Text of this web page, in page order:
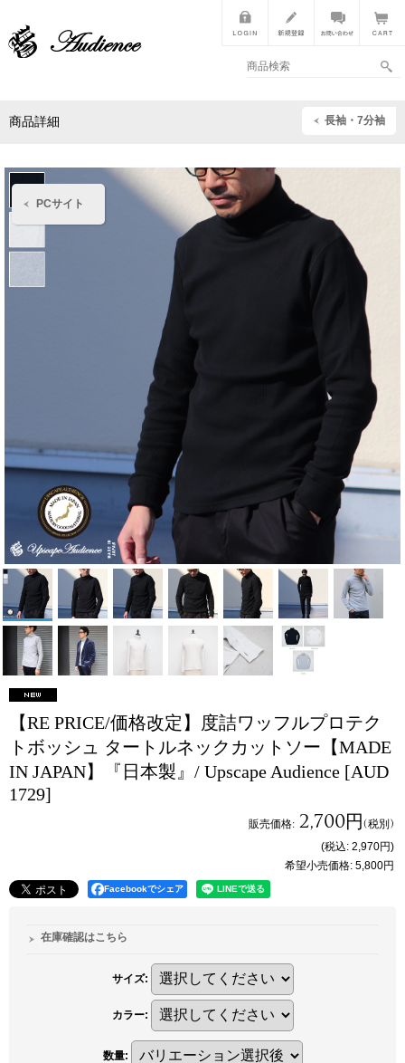
PCサイト
商品詳細 長袖・7分袖
【RE PRICE/価格改定】度詰ワッフルプロテク
トボッシュ タートルネックカットソー【MADE
IN JAPAN】『日本製』/ Upscape Audience [AUD
1729]
販売価格: 2,700円(税別)
(税込: 2,970円)
希望小売価格: 5,800円
Facebookでシェア
在庫確認はこちら
サイズ:
カラー:
数量: